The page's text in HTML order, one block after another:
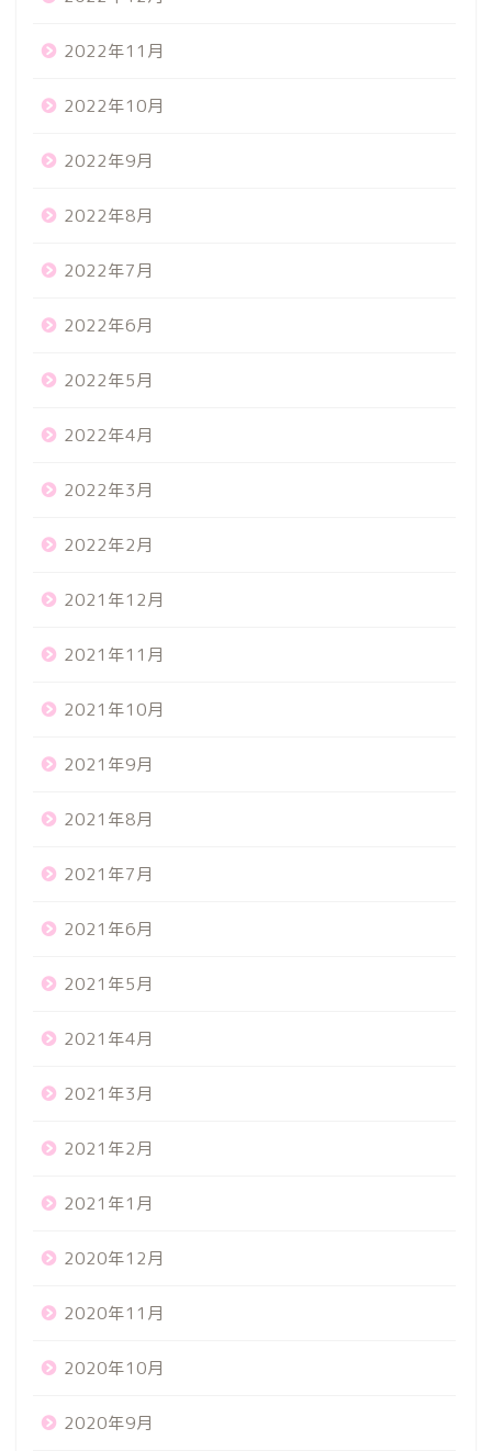
2022年11月
2022年10月
2022年9月
2022年8月
2022年7月
2022年6月
2022年5月
2022年4月
2022年3月
2022年2月
2021年12月
2021年11月
2021年10月
2021年9月
2021年8月
2021年7月
2021年6月
2021年5月
2021年4月
2021年3月
2021年2月
2021年1月
2020年12月
2020年11月
2020年10月
2020年9月